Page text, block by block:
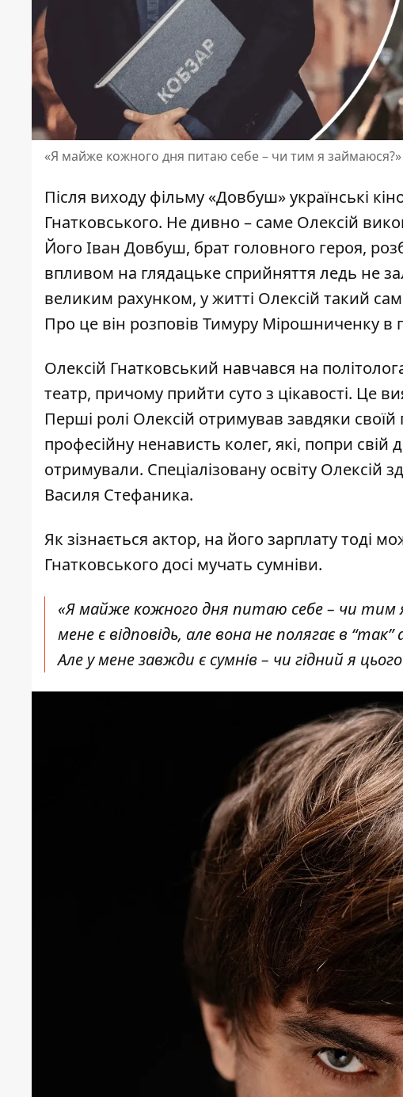
«Я майже кожного дня питаю себе – чи тим я займаюся?»
Після виходу фільму «Довбуш» українські
Гнатковського. Не дивно – саме Олексій
Його Іван Довбуш, брат головного героя,
впливом на глядацьке сприйняття ледь не
великим рахунком, у житті Олексій такий
Про це він розповів Тимуру Мірошниченку в
Олексій Гнатковський навчався на
театр, причому прийти суто з цікавості. Це
Перші ролі Олексій отримував завдяки
професійну ненависть колег, які, попри
отримували. Спеціалізовану освіту Олексій
Василя Стефаника.
Як зізнається актор, на його зарплату тоді
Гнатковського досі мучать сумніви.
«Я майже кожного дня питаю себе – чи тим
мене є відповідь, але вона не полягає в
Але у мене завжди є сумнів – чи гідний я